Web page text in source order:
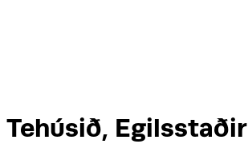
Tehúsið, Egilsstaðir